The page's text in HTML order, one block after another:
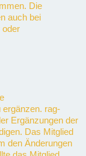
Die
auch bei
oder
ergänzen. rag-
Ergänzungen der
Das Mitglied
den Änderungen